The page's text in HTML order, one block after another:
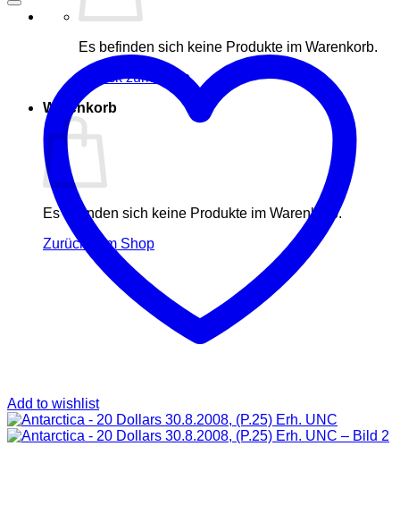
Es befinden sich keine Produkte im Warenkorb.
Zurück zum Shop
Warenkorb
Es befinden sich keine Produkte im Warenkorb.
Zurück zum Shop
Add to wishlist